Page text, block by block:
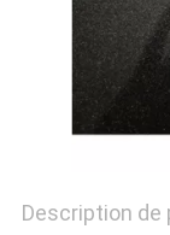
Description de